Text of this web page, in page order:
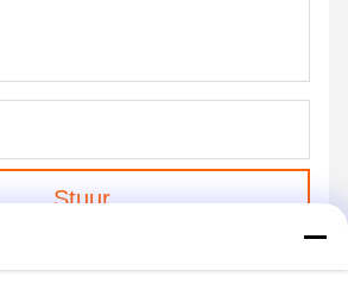
Stuur